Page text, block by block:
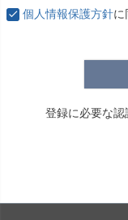
)
個人情報保護方針に
登録に必要な認